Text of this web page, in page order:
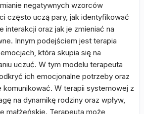
negatywnych wzorców
często uczą pary, jak identyfikować
interakcji oraz jak je zmieniać na
Innym podejściem jest terapia
która skupia się na
uczuć. W tym modelu terapeuta
ich emocjonalne potrzeby oraz
komunikować. W terapii systemowej z
na dynamikę rodziny oraz wpływ,
małżeńskie. Terapeuta może